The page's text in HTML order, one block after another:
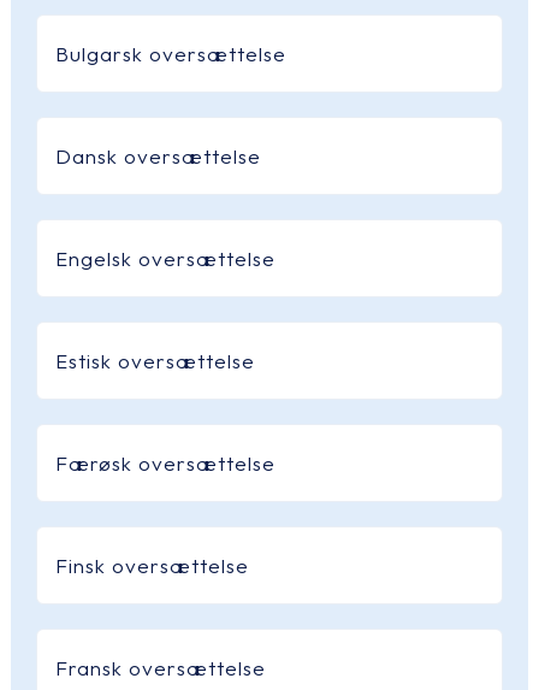
Bulgarsk oversættelse
Dansk oversættelse
Engelsk oversættelse
Estisk oversættelse
Færøsk oversættelse
Finsk oversættelse
Fransk oversættelse